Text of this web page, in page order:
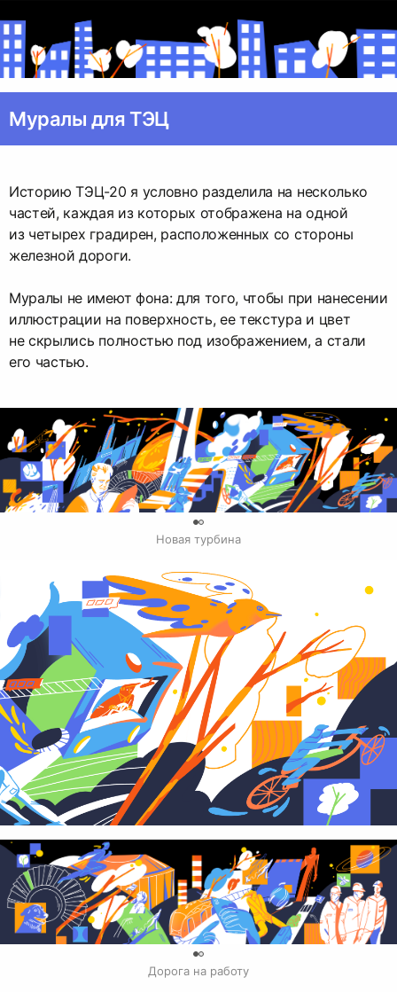
Муралы для ТЭЦ
Историю ТЭЦ-20 я условно разделила на несколько
частей, каждая из которых отображена на одной
из четырех градирен, расположенных со стороны
железной дороги.
Муралы не имеют фона: для того, чтобы при нанесении
иллюстрации на поверхность, ее текстура и цвет
не скрылись полностью под изображением, а стали
его частью.
Новая турбина
Дорога на работу